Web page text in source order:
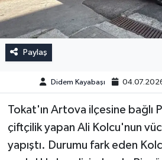
Paylaş
Didem Kayabaşı
Tokat'ın Artova ilçesine bağlı
çiftçilik yapan Ali Kolcu'nun
yapıştı. Durumu fark eden